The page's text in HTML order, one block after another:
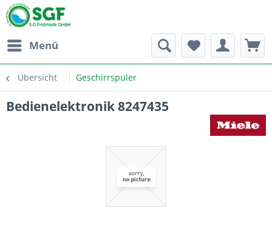
Menü
Übersicht Geschirrspüler
Bedienelektronik 8247435